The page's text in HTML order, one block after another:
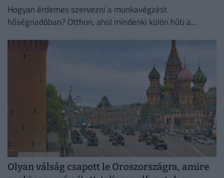
Hogyan érdemes szervezni a munkavégzést
hőségriadóban? Otthon, ahol mindenki külön hűti a
irodaházban, ahol a hűtés központilag működik.
Olyan válság csapott le Oroszországra, amire